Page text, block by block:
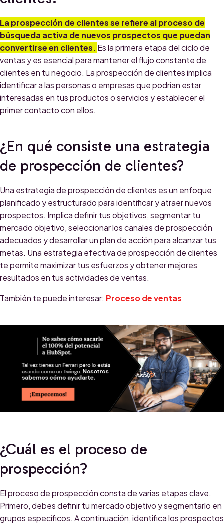
La prospección de clientes se refiere al proceso de
búsqueda activa de nuevos prospectos que puedan
convertirse en clientes. Es la primera etapa del ciclo de
ventas y es esencial para mantener el flujo constante de
clientes en tu negocio. La prospección de clientes implica
identificar a las personas o empresas que podrían estar
interesadas en tus productos o servicios y establecer el
primer contacto con ellos.
¿En qué consiste una estrategia
de prospección de clientes?
Una estrategia de prospección de clientes es un enfoque
planificado y estructurado para identificar y atraer nuevos
prospectos. Implica definir tus objetivos, segmentar tu
mercado objetivo, seleccionar los canales de prospección
adecuados y desarrollar un plan de acción para alcanzar tus
metas. Una estrategia efectiva de prospección de clientes
te permite maximizar tus esfuerzos y obtener mejores
resultados en tus actividades de ventas.
También te puede interesar: Proceso de ventas
¿Cuál es el proceso de
prospección?
El proceso de prospección consta de varias etapas clave.
Primero, debes definir tu mercado objetivo y segmentarlo en
grupos específicos. A continuación, identifica los prospectos